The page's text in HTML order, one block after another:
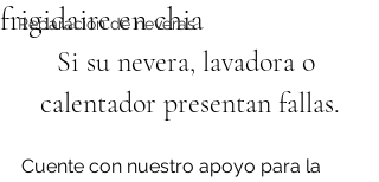
Reparación de neveras
frigidaire en chia
Si su nevera, lavadora o
calentador presentan fallas.
Cuente con nuestro apoyo para la